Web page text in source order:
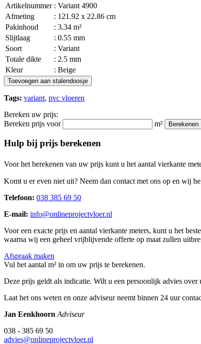
Artikelnummer : Variant 4900
Afmeting
: 121.92 x 22.86 cm
Pakinhoud
: 3.34 m²
Slijtlaag
: 0.55 mm
Soort
: Variant
Totale dikte
: 2.5 mm
Kleur
: Beige
Toevoegen aan stalendoosje
Tags: variant, pvc vloeren
Bereken uw prijs:
Bereken prijs voor
m² Berekenen
Hulp bij prijs berekenen
Voor het berekenen van uw prijs kunt u het aantal vierkante
Komt u er even niet uit? Neem dan contact met ons op en wij
Telefoon: 038 385 69 50
E-mail: info@onlineprojectvloer.nl
Voor een exacte prijs en aantal vierkante meters, kunt u het beste
waarna wij een geheel vrijblijvende offerte op maat zullen
Afspraak maken
Vul het aantal m² in om uw prijs te berekenen.
Deze prijs geldt als indicatie. Wilt u een persoonlijk advies
Laat het ons weten en onze adviseur neemt binnen 24 uur
Jan Eenkhoorn Adviseur
038 - 385 69 50
advies@onlineprojectvloer.nl